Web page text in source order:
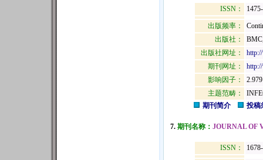
ISSN：
出版频率：
出版社：
出版社网址：
期刊网址：
影响因子：
2.979
主题范畴：
期刊简介
投稿
7. 期刊名称： JOURNAL OF
ISSN：